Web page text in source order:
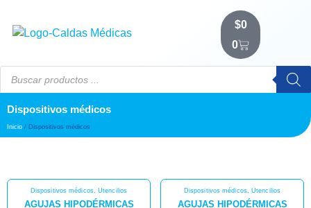
$0
0
Dispositivos médicos
Inicio / Dispositivos médicos
Dispositivos médicos,Utencilios
AGUJAS HIPODÉRMICAS
Dispositivos médicos,Utencilios
AGUJAS HIPODÉRMICAS